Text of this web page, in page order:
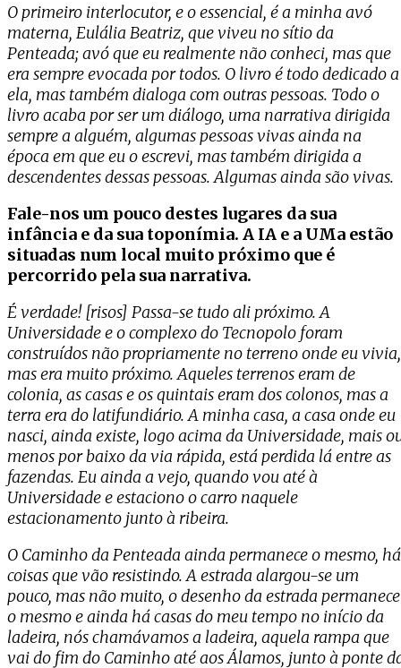
O primeiro interlocutor, e o essencial, é a minha avó
materna, Eulália Beatriz, que viveu no sítio da
Penteada; avó que eu realmente não conheci, mas que
era sempre evocada por todos. O livro é todo dedicado a
ela, mas também dialoga com outras pessoas. Todo o
livro acaba por ser um diálogo, uma narrativa dirigida
sempre a alguém, algumas pessoas vivas ainda na
época em que eu o escrevi, mas também dirigida a
descendentes dessas pessoas. Algumas ainda são vivas.
Fale-nos um pouco destes lugares da sua
infância e da sua toponímia. A IA e a UMa estão
situadas num local muito próximo que é
percorrido pela sua narrativa.
É verdade! [risos] Passa-se tudo ali próximo. A
Universidade e o complexo do Tecnopolo foram
construídos não propriamente no terreno onde eu vivia,
mas era muito próximo. Aqueles terrenos eram de
colonia, as casas e os quintais eram dos colonos, mas a
terra era do latifundiário. A minha casa, a casa onde eu
nasci, ainda existe, logo acima da Universidade, mais
menos por baixo da via rápida, está perdida lá entre as
fazendas. Eu ainda a vejo, quando vou até à
Universidade e estaciono o carro naquele
estacionamento junto à ribeira.
O Caminho da Penteada ainda permanece o mesmo, há
coisas que vão resistindo. A estrada alargou-se um
pouco, mas não muito, o desenho da estrada permanece
o mesmo e ainda há casas do meu tempo no início da
ladeira, nós chamávamos a ladeira, aquela rampa que
vai do fim do Caminho até aos Álamos, junto à ponte